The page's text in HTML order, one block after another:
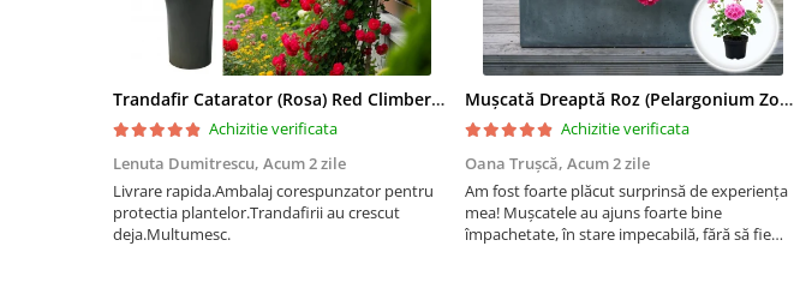
Trandafir Catarator (Rosa) Red Climber - 75cm
Achizitie verificata
Lenuta Dumitrescu, Acum 2 zile
Livrare rapida.Ambalaj corespunzator pentru
protectia plantelor.Trandafirii au crescut
deja.Multumesc.
Mușcată Dreaptă Roz (Pelargonium Zonale)
Achizitie verificata
Oana Trușcă, Acum 2 zile
Am fost foarte plăcut surprinsă de experiența
mea! Mușcatele au ajuns foarte bine
împachetate, în stare impecabilă, fără să fie